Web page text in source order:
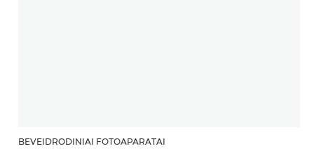
BEVEIDRODINIAI FOTOAPARATAI